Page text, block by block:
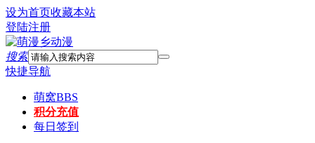
设为首页收藏本站
登陆注册
搜索
快捷导航
萌窝BBS
积分充值
每日签到